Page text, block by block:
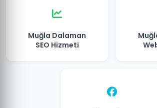
Muğla Dalaman
SEO Hizmeti